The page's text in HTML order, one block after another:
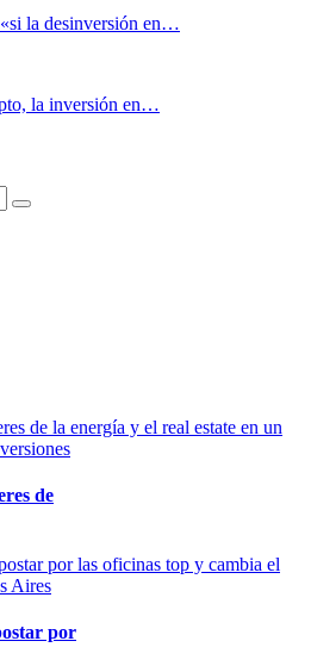
la desinversión en…
la inversión en…
de
por